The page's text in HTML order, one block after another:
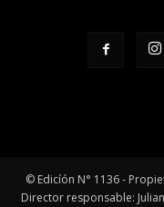
© Edicíón N° 1136 -
Director responsable: